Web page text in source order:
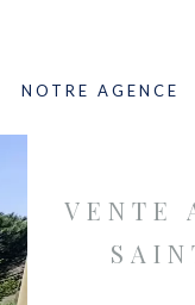
NOTRE AGENCE
VENTE